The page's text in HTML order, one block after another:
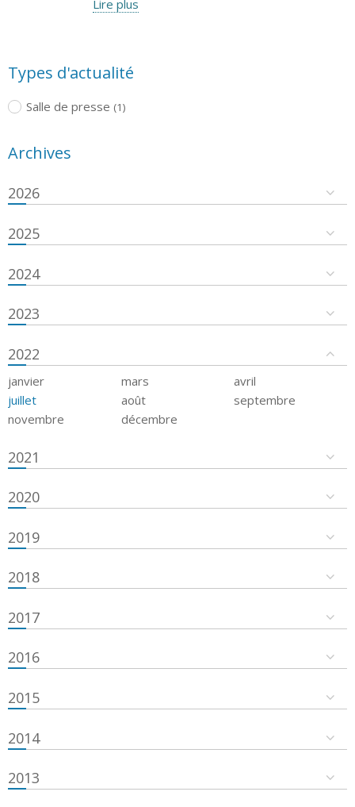
Lire plus
Types d'actualité
Salle de presse (1)
Archives
2026
2025
2024
2023
2022
janvier mars
avril
juillet
août
septembre
novembre
décembre
2021
2020
2019
2018
2017
2016
2015
2014
2013